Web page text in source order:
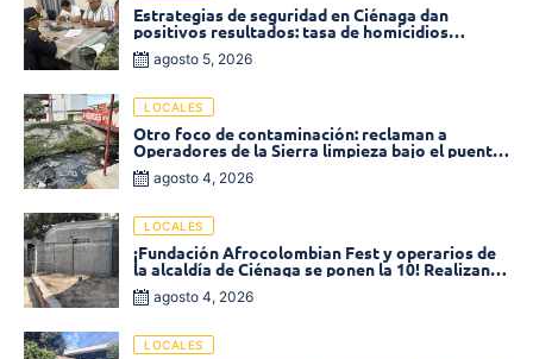
Estrategias de seguridad en Ciénaga dan
positivos resultados: tasa de homicidios
disminuyó un 58% en 2026
agosto 5, 2026
LOCALES
Otro foco de contaminación: reclaman a
Operadores de la Sierra limpieza bajo el puente
de la calle 19 con carrera 11
agosto 4, 2026
LOCALES
¡Fundación Afrocolombian Fest y operarios de
la alcaldía de Ciénaga se ponen la 10! Realizan
limpieza de la parte posterior del Coliseo
Monumental
agosto 4, 2026
LOCALES